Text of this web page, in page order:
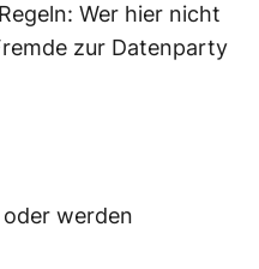
Wer hier nicht
zur Datenparty
werden